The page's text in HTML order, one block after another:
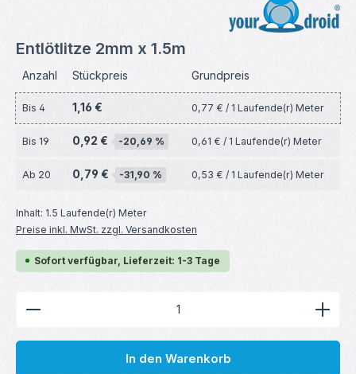
Entlötlitze 2mm x 1.5m
Anzahl Stückpreis Grundpreis
Bis 4 1,16 € 0,77 € / 1 Laufende(r) Meter
Bis 19 0,92 € -20,69 % 0,61 € / 1 Laufende(r) Meter
Ab 20 0,79 € -31,90 % 0,53 € / 1 Laufende(r) Meter
Inhalt: 1.5 Laufende(r) Meter
Preise inkl. MwSt. zzgl. Versandkosten
Sofort verfügbar, Lieferzeit: 1-3 Tage
Produkt Anzahl: Gib den gewünschten Wert ein
In den Warenkorb